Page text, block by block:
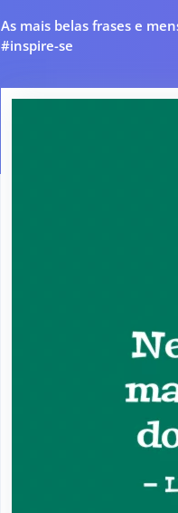
As mais belas frases e
#inspire-se